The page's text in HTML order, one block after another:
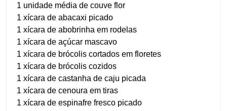
1 unidade média de couve flor
1 xícara de abacaxi picado
1 xícara de abobrinha em rodelas
1 xícara de açúcar mascavo
1 xícara de brócolis cortados em floretes
1 xícara de brócolis cozidos
1 xícara de castanha de caju picada
1 xícara de cenoura em tiras
1 xícara de espinafre fresco picado